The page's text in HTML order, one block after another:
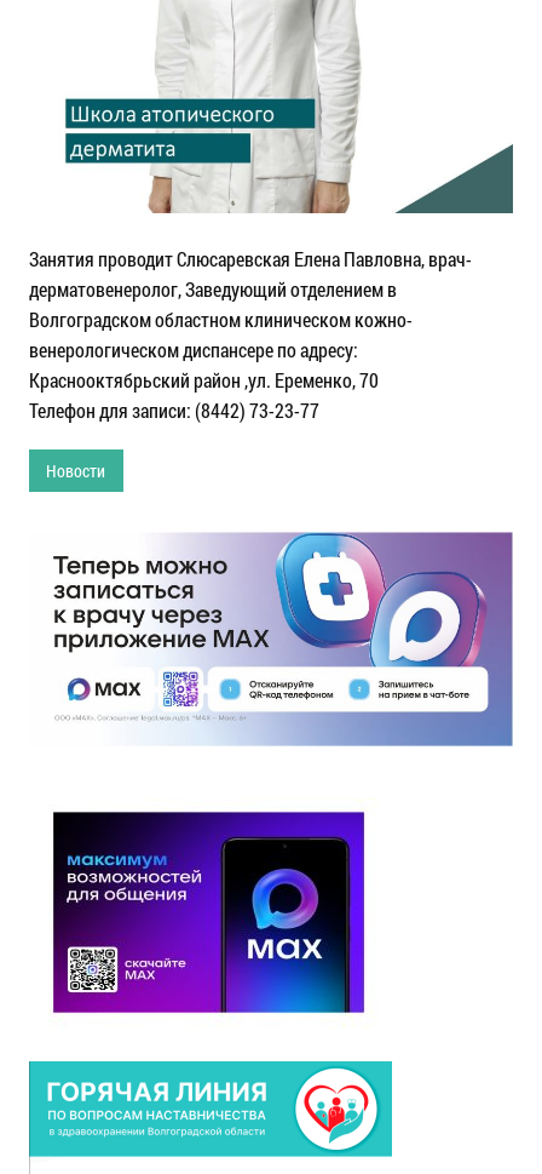
Занятия проводит Слюсаревская Елена Павловна, врач-
дерматовенеролог, Заведующий отделением в
Волгоградском областном клиническом кожно-
венерологическом диспансере по адресу:
Краснооктябрьский район ,ул. Еременко, 70
Телефон для записи: (8442) 73-23-77
Новости